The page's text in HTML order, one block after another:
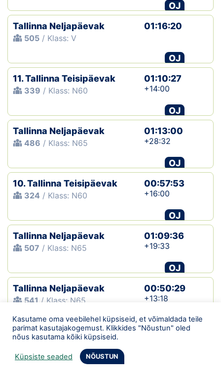
OJ
Tallinna Neljapäevak
505 / Klass: V
01:16:20
OJ
11. Tallinna Teisipäevak
339 / Klass: N60
01:10:27
+14:00
OJ
Tallinna Neljapäevak
486 / Klass: N65
01:13:00
+28:32
OJ
10. Tallinna Teisipäevak
324 / Klass: N60
00:57:53
+16:00
OJ
Tallinna Neljapäevak
507 / Klass: N65
01:09:36
+19:33
OJ
Tallinna Neljapäevak
541 / Klass: N65
00:50:29
+13:18
OJ
8. Tallinna Teisipäevak
266/ Klass: N60
Kasutame oma veebilehel küpsiseid, et võimaldada teile
parimat kasutajakogemust. Klikkides "Nõustun" oled
nõus kasutama kõiki küpsiseid.
Küpsiste seaded NÕUSTUN